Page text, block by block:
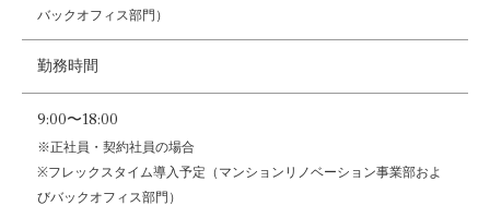
バックオフィス部門）
勤務時間
9:00〜18:00
※正社員・契約社員の場合
※フレックスタイム導入予定（マンションリノベーション事業部およ
びバックオフィス部門）